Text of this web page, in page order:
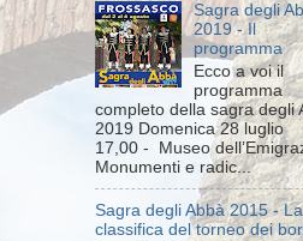
Sagra degli
2019 - Il
programma
Ecco a voi il
programma
completo della sagra degli
2019 Domenica 28 luglio
17,00 - Museo
Monumenti e radic...
Sagra degli Abbà 2015 - La
classifica del torneo dei